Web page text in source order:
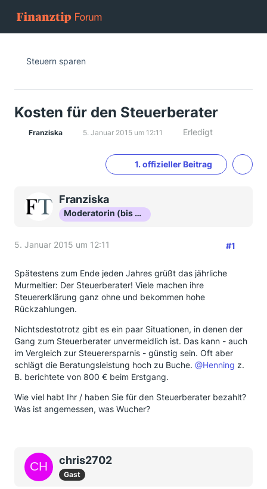
Steuern sparen
Kosten für den Steuerberater
Franziska 5. Januar 2015 um 12:11 Erledigt
1. offizieller Beitrag
Franziska
Moderatorin (bis Okt 16)
5. Januar 2015 um 12:11 #1
Spätestens zum Ende jeden Jahres grüßt das jährliche
Murmeltier: Der Steuerberater! Viele machen ihre
Steuererklärung ganz ohne und bekommen hohe
Rückzahlungen.
Nichtsdestotrotz gibt es ein paar Situationen, in denen der
Gang zum Steuerberater unvermeidlich ist. Das kann - auch
im Vergleich zur Steuerersparnis - günstig sein. Oft aber
schlägt die Beratungsleistung hoch zu Buche. @Henning z.
B. berichtete von 800 € beim Erstgang.
Wie viel habt Ihr / haben Sie für den Steuerberater bezahlt?
Was ist angemessen, was Wucher?
chris2702
Gast